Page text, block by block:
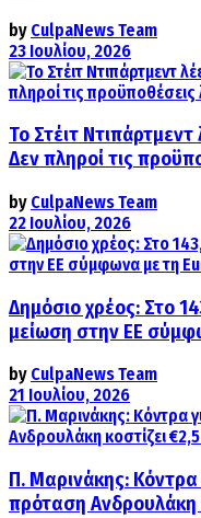
by CulpaNews Team
23 Ιουλίου, 2026
Το Στέιτ
Δεν πληροί τις
by CulpaNews Team
22 Ιουλίου, 2026
Δημόσιο χρέος: Στο
μείωση στην ΕΕ
by CulpaNews Team
21 Ιουλίου, 2026
Π. Μαρινάκης:
πρόταση Ανδρουλάκη